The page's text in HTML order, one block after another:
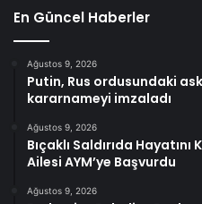
En Güncel Haberler
Ağustos 9, 2026
Putin, Rus ordusundaki
kararnameyi imzaladı
Ağustos 9, 2026
Bıçaklı Saldırıda
Ailesi AYM’ye Başvurdu
Ağustos 9, 2026